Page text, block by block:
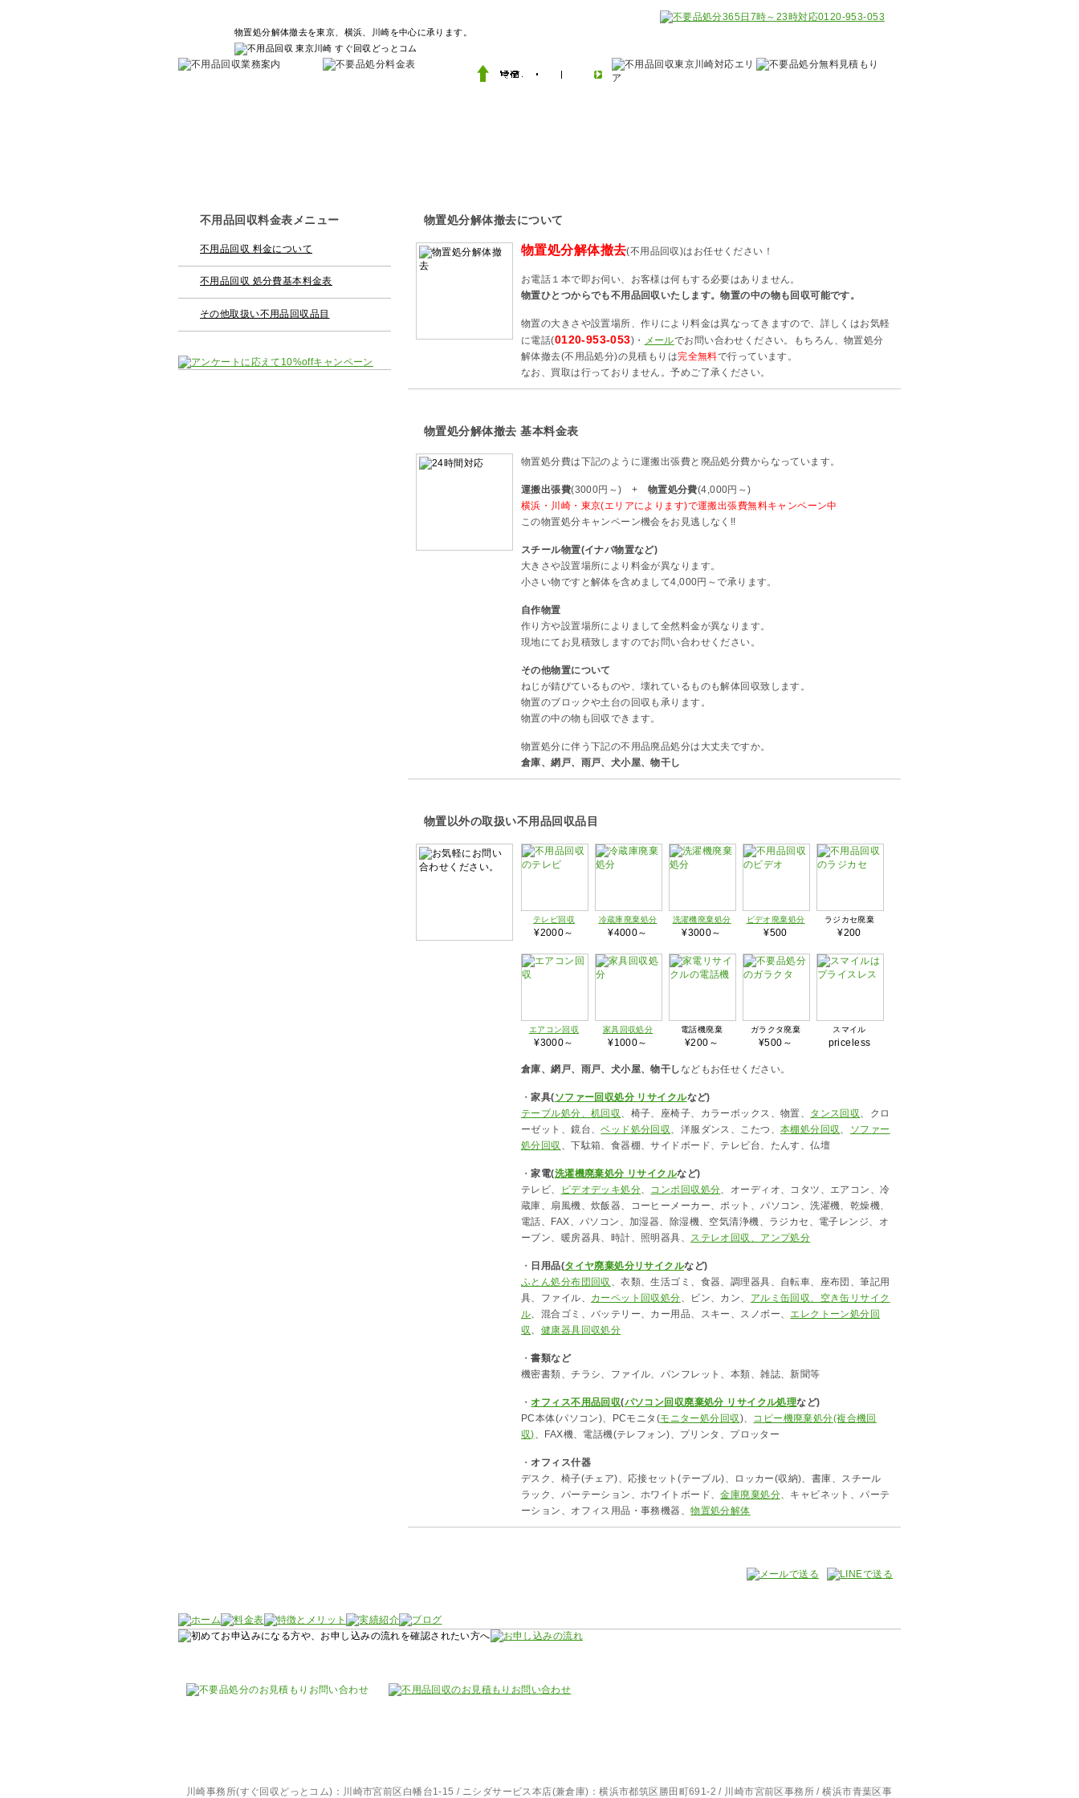
物置処分解体撤去を東京、横浜、川崎を中心に承ります。
不用品回収料金表メニュー
不用品回収 料金について
不用品回収 処分費基本料金表
その他取扱い不用品回収品目
物置処分解体撤去について
物置処分解体撤去(不用品回収)はお任せください！
お電話１本で即お伺い、お客様は何もする必要はありません。
物置ひとつからでも不用品回収いたします。物置の中の物も回収可能です。
物置の大きさや設置場所、作りにより料金は異なってきますので、詳しくはお気軽
に電話(0120-953-053)・ メールでお問い合わせください。もちろん、物置処分
解体撤去(不用品処分)の見積もりは完全無料で行っています。
なお、買取は行っておりません。予めご了承ください。
物置処分解体撤去 基本料金表
物置処分費は下記のように運搬出張費と廃品処分費からなっています。
運搬出張費(3000円～) + 物置処分費(4,000円～)
横浜・川崎・東京(エリアによります)で運搬出張費無料キャンペーン中
この物置処分キャンペーン機会をお見逃しなく!!
スチール物置(イナバ物置など)
大きさや設置場所により料金が異なります。
小さい物ですと解体を含めまして4,000円～で承ります。
自作物置
作り方や設置場所によりまして全然料金が異なります。
現地にてお見積致しますのでお問い合わせください。
その他物置について
ねじが錆びているものや、壊れているものも解体回収致します。
物置のブロックや土台の回収も承ります。
物置の中の物も回収できます。
物置処分に伴う下記の不用品廃品処分は大丈夫ですか。
倉庫、網戸、雨戸、犬小屋、物干し
物置以外の取扱い不用品回収品目
テレビ回収
¥2000～
冷蔵庫廃棄処分
¥4000～
洗濯機廃棄処分
¥3000～
ビデオ廃棄処分
¥500
ラジカセ廃棄
¥200
エアコン回収
¥3000～
家具回収処分
¥1000～
電話機廃棄
¥200～
ガラクタ廃棄
¥500～
スマイル
priceless
倉庫、網戸、雨戸、犬小屋、物干し などもお任せください。
・家具(ソファー回収処分 リサイクルなど)
テーブル処分、机回収、椅子、座椅子、カラーボックス、物置、 タンス回収、クロ
ーゼット、鏡台、ベッド処分回収、洋服ダンス、こたつ、 本棚処分回収、 ソファー
処分回収 、下駄箱、食器棚、サイドボード、テレビ台、たんす、仏壇
・家電(洗濯機廃棄処分 リサイクルなど)
テレビ、
ビデオデッキ処分、 コンポ回収処分、オーディオ、コタツ、エアコン、冷
蔵庫、扇風機、炊飯器、コーヒーメーカー、ポット、パソコン、洗濯機、乾燥機、
電話、FAX、パソコン、加湿器、除湿機、空気清浄機、ラジカセ、電子レンジ、オ
ーブン、暖房器具、時計、照明器具、 ステレオ回収、アンプ処分
・ 日用品(タイヤ廃棄処分リサイクルなど)
ふとん処分布団回収 、衣類、生活ゴミ、食器、調理器具、自転車、座布団、筆記用
具、ファイル、 カーペット回収処分、ビン、カン、 アルミ缶回収、空き缶リサイク
ル、混合ゴミ、バッテリー、カー用品、スキー、スノボー、 エレクトーン処分回
収、 健康器具回収処分
・書類など
機密書類、チラシ、ファイル、パンフレット、本類、雑誌、新聞等
・オフィス不用品回収(パソコン回収廃棄処分 リサイクル処理など)
PC本体(パソコン)、PCモニタ(モニター処分回収)、 コピー機廃棄処分(複合機回
収)、FAX機、電話機(テレフォン)、プリンタ、プロッター
・ オフィス什器
デスク、椅子(チェア)、応接セット(テーブル)、ロッカー(収納)、書庫、スチール
ラック、パーテーション、ホワイトボード、金庫廃棄処分、キャビネット、パーテ
ーション、オフィス用品・事務機器、物置処分解体
川崎事務所(すぐ回収どっとコム)：川崎市宮前区白幡台1-15 / ニシダサービス本店(兼倉庫)：横浜市都筑区勝田町691-2 / 川崎市宮前区事務所 / 横浜市青葉区事